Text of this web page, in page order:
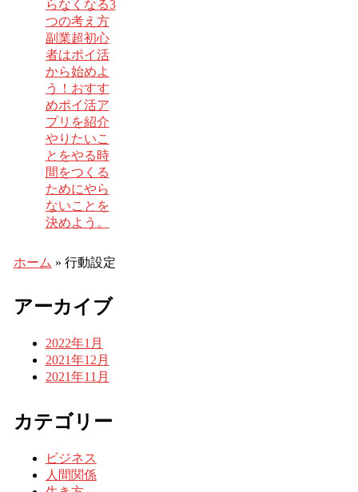
らなくなる3
つの考え方
副業超初心
者はポイ活
から始めよ
う！おすす
めポイ活ア
プリを紹介
やりたいこ
とをやる時
間をつくる
ためにやら
ないことを
決めよう。
ホーム » 行動設定
アーカイブ
2022年1月
2021年12月
2021年11月
カテゴリー
ビジネス
人間関係